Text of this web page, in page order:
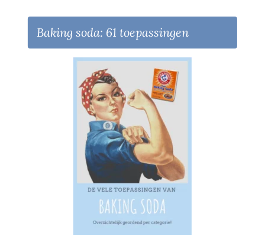
Baking soda: 61 toepassingen